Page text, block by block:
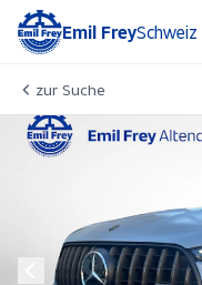
Emil FreySchweiz
zur Suche